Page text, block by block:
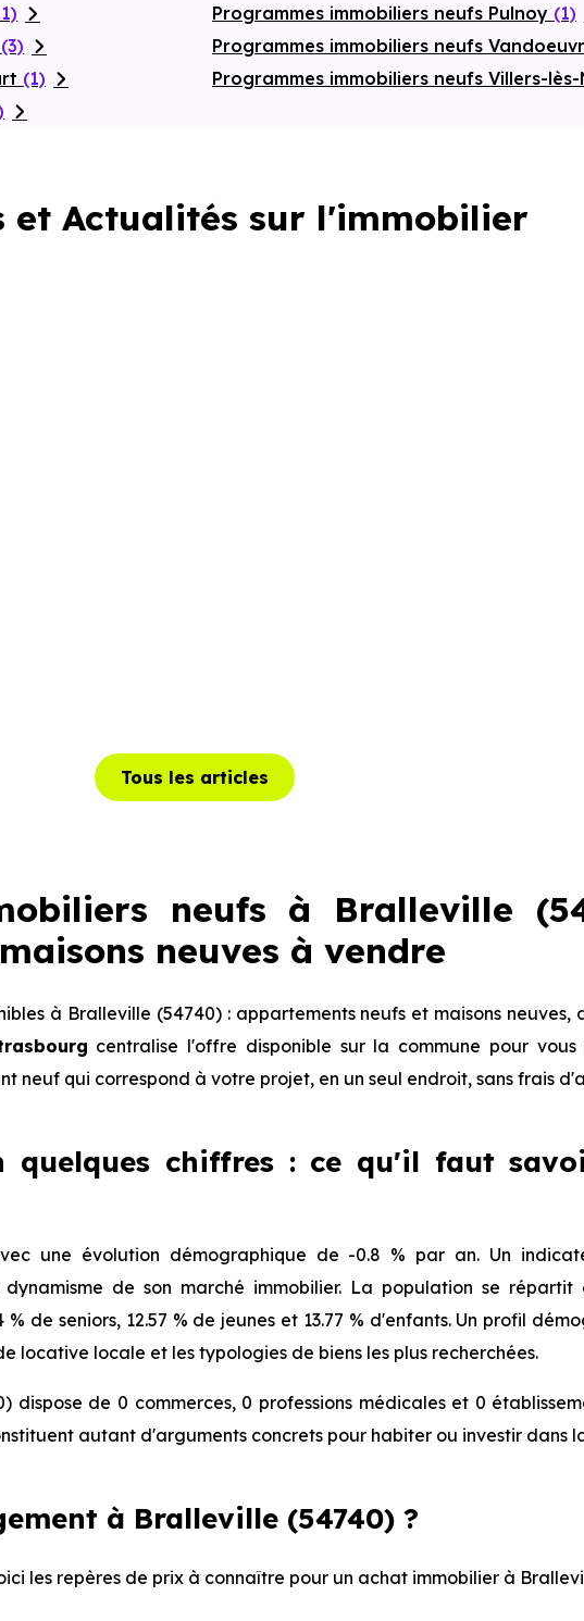
(3)
(1)
Programmes immobiliers neufs Pulnoy (1)
Programmes immobiliers neufs
Programmes immobiliers neufs Villers-
et Actualités sur l'immobilier
Tous les articles
neufs à Bralleville
neuves à vendre
à Bralleville (54740) : appartements neufs et maisons neuves,
centralise l'offre disponible sur la commune pour
neuf qui correspond à votre projet, en un seul endroit, sans frais
quelques chiffres : ce qu'il faut
une évolution démographique de -0.8 % par an. Un
de son marché immobilier. La population se répartit
de seniors, 12.57 % de jeunes et 13.77 % d'enfants. Un profil
locative locale et les typologies de biens les plus recherchées.
de 0 commerces, 0 professions médicales et 0
autant d'arguments concrets pour habiter ou investir dans
à Bralleville (54740) ?
les repères de prix à connaître pour un achat immobilier à